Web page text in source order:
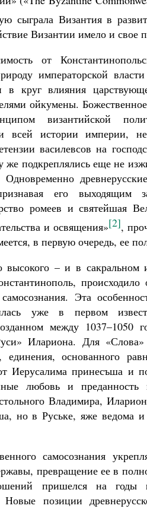
сыграла Византия в
Византии имело и свое
от
императорской
в круг влияния
ойкумены.
византийской
всей истории империи,
василевсов на
же подкреплялись еще не
его выходящим
ромеев и святейшая
и освящения»[2],
в первую очередь, ее
высокого – и в сакральном
Эта
уже в первом
между 1037–1050
Илариона. Для
основанного
Иерусалима принесъша и
любовь и преданность
Владимира,
но в Руське, яже ведома
самосознания
превращение ее в
пришелся на годы
Новые позиции